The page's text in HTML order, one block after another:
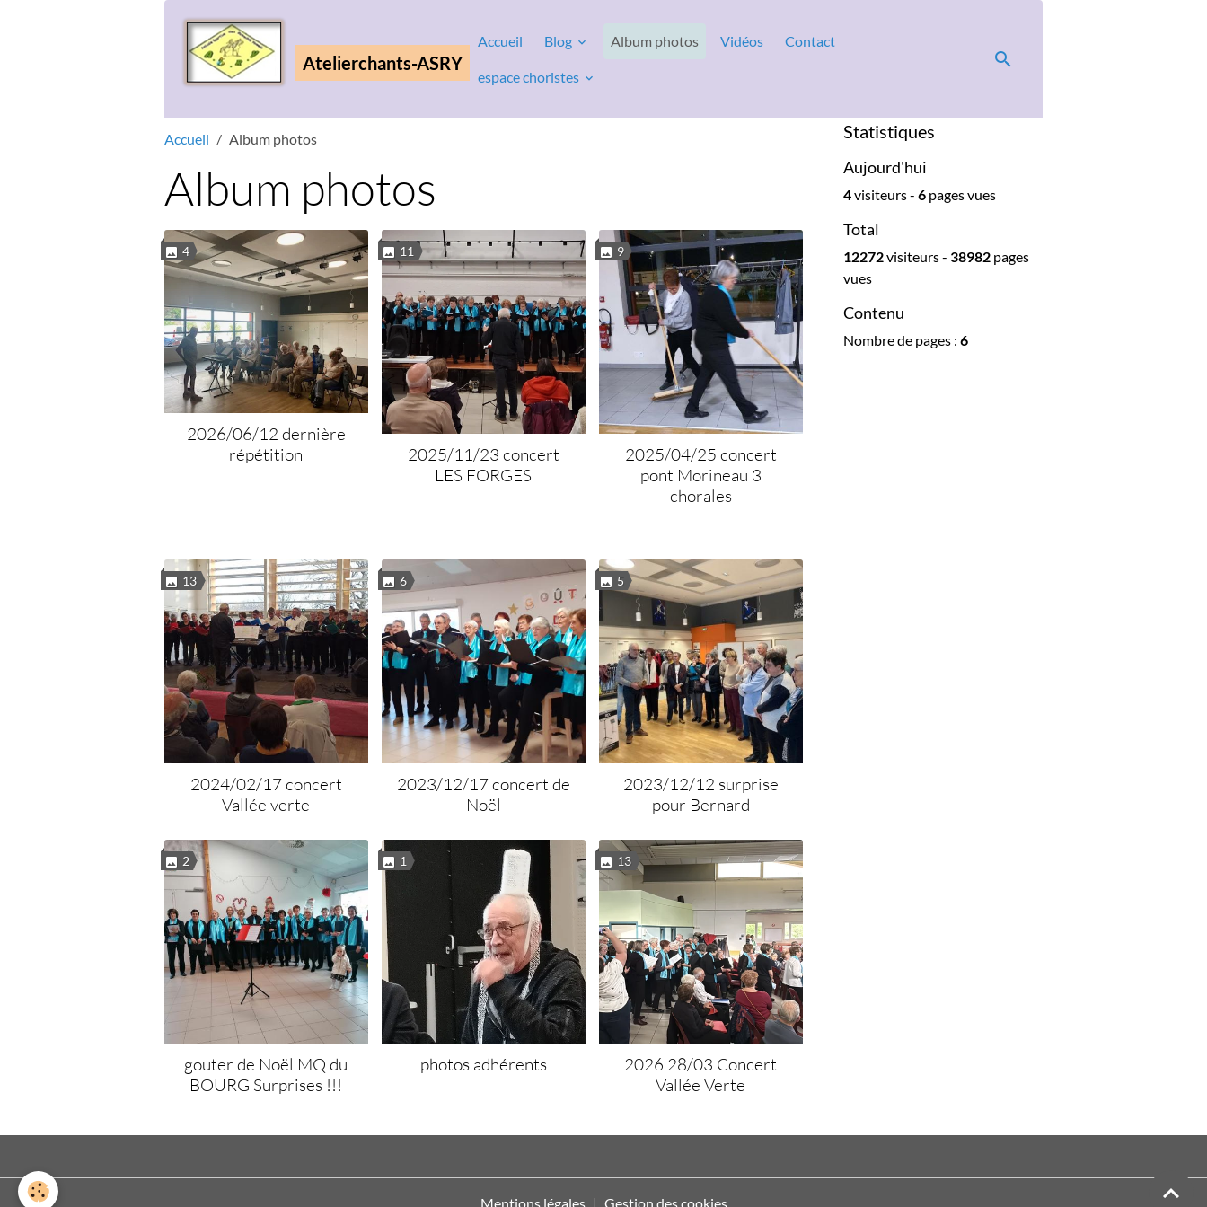
Atelierchants-ASRY
Accueil Blog Album photos Vidéos Contact
espace choristes
Accueil Album photos
Album photos
4
2026/06/12 dernière
répétition
11
2025/11/23 concert
LES FORGES
9
2025/04/25 concert
pont Morineau 3
chorales
13
2024/02/17 concert
Vallée verte
6
2023/12/17 concert de
Noël
5
2023/12/12 surprise
pour Bernard
2
gouter de Noël MQ du
BOURG Surprises !!!
1
photos adhérents
13
2026 28/03 Concert
Vallée Verte
Statistiques
Aujourd'hui
4visiteurs - 6 pages vues
Total
12272visiteurs - 38982 pages
vues
Contenu
Nombre de pages : 6
Mentions légales Gestion des cookies